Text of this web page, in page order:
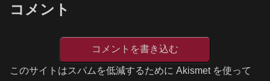
コメント
コメントを書き込む
このサイトはスパムを低減するために Akismet を使って